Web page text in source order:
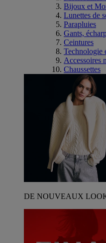
Bijoux et
Lunettes de
Parapluies
Gants,
Ceintures
Technologie
Accessoires
Chaussettes
DE NOUVEAUX